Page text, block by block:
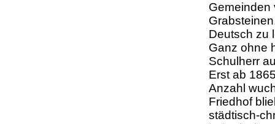
Gemeinden
Deutsch zu
Ganz ohne
Schulherr
Erst ab
Anzahl
Friedhof
städtisch-